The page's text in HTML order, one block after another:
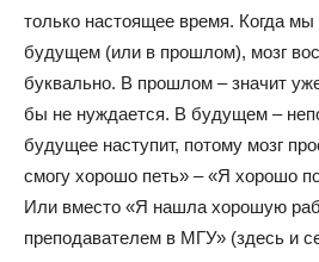
только настоящее время. Когда мы
будущем (или в прошлом), мозг
буквально. В прошлом – значит
бы не нуждается. В будущем –
будущее наступит, потому мозг
смогу хорошо петь» – «Я хорошо
Или вместо «Я нашла хорошую
преподавателем в МГУ» (здесь и